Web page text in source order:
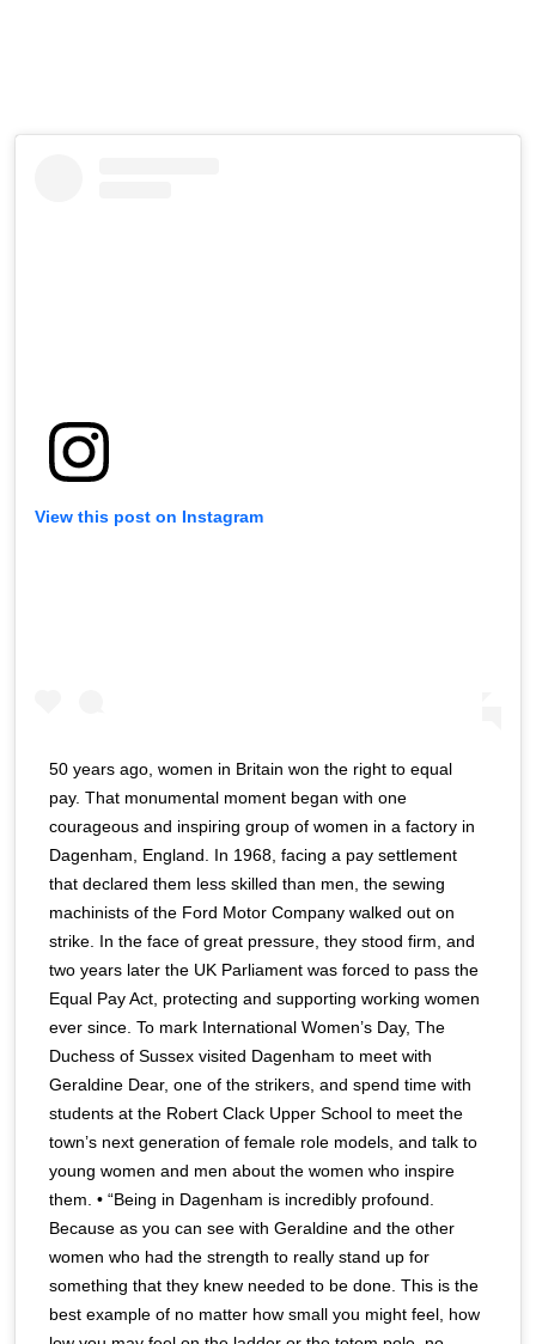
View this post on Instagram
50 years ago, women in Britain won the right to equal
pay. That monumental moment began with one
courageous and inspiring group of women in a factory in
Dagenham, England. In 1968, facing a pay settlement
that declared them less skilled than men, the sewing
machinists of the Ford Motor Company walked out on
strike. In the face of great pressure, they stood firm, and
two years later the UK Parliament was forced to pass the
Equal Pay Act, protecting and supporting working women
ever since. To mark International Women’s Day, The
Duchess of Sussex visited Dagenham to meet with
Geraldine Dear, one of the strikers, and spend time with
students at the Robert Clack Upper School to meet the
town’s next generation of female role models, and talk to
young women and men about the women who inspire
them. • “Being in Dagenham is incredibly profound.
Because as you can see with Geraldine and the other
women who had the strength to really stand up for
something that they knew needed to be done. This is the
best example of no matter how small you might feel, how